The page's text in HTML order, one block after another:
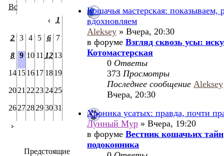
Вс
1
2 3 4 5 6 7
8 9 10 11 1213
14151617 1819
2021 22 23 2425
262728293031
Предстоящие
Кошачья мастерская: показываем,
вдохновляем
Aleksey » Вчера, 20:30
в форумеВзгляд сквозь усы:
Котомастерская
0 Ответы
373Просмотры
Последнее сообщениеAleksey
Вчера, 20:30
Хроника усатых: правда, почти
Лунный Мур » Вчера, 19:20
в форумеВестник кошачьих тайн
подоконника